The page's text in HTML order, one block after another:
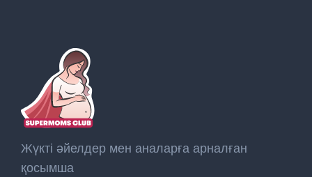
Жүкті әйелдер мен аналарға арналған
қосымша